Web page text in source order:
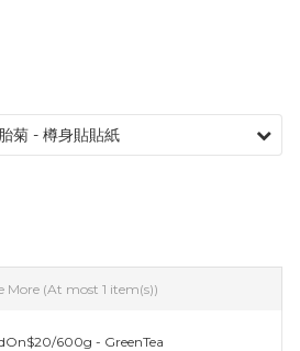
More (At most 1 item(s))
600g - GreenTea